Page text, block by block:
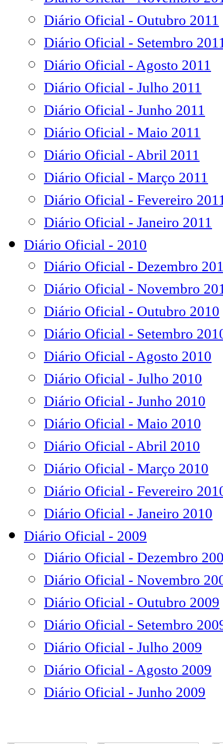
Diário Oficial - Outubro 2011
Diário Oficial - Setembro
Diário Oficial - Agosto 2011
Diário Oficial - Julho 2011
Diário Oficial - Junho 2011
Diário Oficial - Maio 2011
Diário Oficial - Abril 2011
Diário Oficial - Março 2011
Diário Oficial - Fevereiro
Diário Oficial - Janeiro 2011
Diário Oficial - 2010
Diário Oficial - Dezembro
Diário Oficial - Novembro
Diário Oficial - Outubro 2010
Diário Oficial - Setembro
Diário Oficial - Agosto 2010
Diário Oficial - Julho 2010
Diário Oficial - Junho 2010
Diário Oficial - Maio 2010
Diário Oficial - Abril 2010
Diário Oficial - Março 2010
Diário Oficial - Fevereiro
Diário Oficial - Janeiro 2010
Diário Oficial - 2009
Diário Oficial - Dezembro
Diário Oficial - Novembro
Diário Oficial - Outubro 2009
Diário Oficial - Setembro
Diário Oficial - Julho 2009
Diário Oficial - Agosto 2009
Diário Oficial - Junho 2009